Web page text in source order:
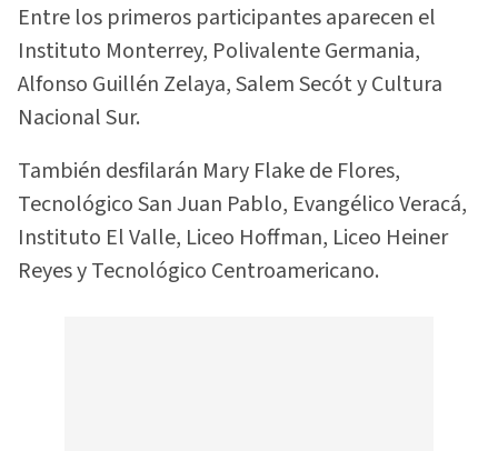
Entre los primeros participantes aparecen el
Instituto Monterrey, Polivalente Germania,
Alfonso Guillén Zelaya, Salem Secót y Cultura
Nacional Sur.
También desfilarán Mary Flake de Flores,
Tecnológico San Juan Pablo, Evangélico Veracá,
Instituto El Valle, Liceo Hoffman, Liceo Heiner
Reyes y Tecnológico Centroamericano.